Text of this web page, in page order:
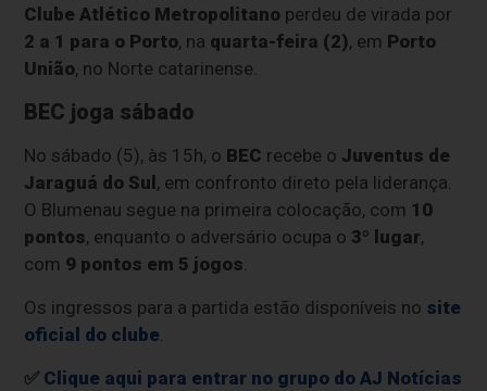
Clube Atlético Metropolitano perdeu de virada por
2 a 1 para o Porto, na quarta-feira (2), em Porto
União, no Norte catarinense.
BEC joga sábado
No sábado (5), às 15h, o BEC recebe o Juventus de
Jaraguá do Sul , em confronto direto pela liderança.
O Blumenau segue na primeira colocação, com 10
pontos, enquanto o adversário ocupa o 3º lugar,
com 9 pontos em 5 jogos.
Os ingressos para a partida estão disponíveis no site
oficial do clube.
✅ Clique aqui para entrar no grupo do AJ Notícias